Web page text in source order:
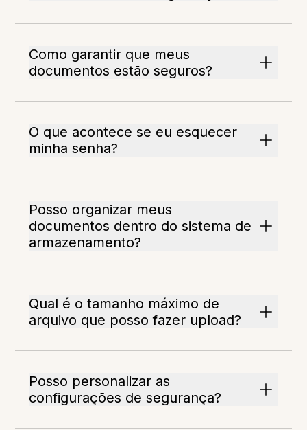
Como garantir que meus
documentos estão seguros?
O que acontece se eu esquecer
minha senha?
Posso organizar meus
documentos dentro do sistema de
armazenamento?
Qual é o tamanho máximo de
arquivo que posso fazer upload?
Posso personalizar as
configurações de segurança?